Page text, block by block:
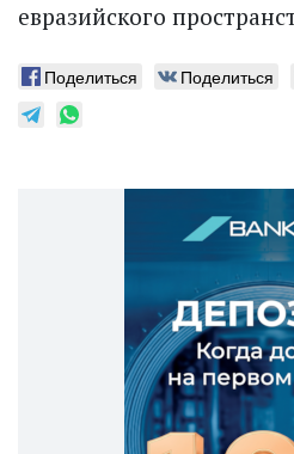
евразийского
Поделиться Поделиться